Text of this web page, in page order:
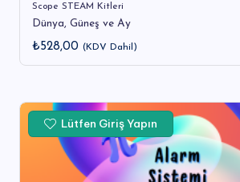
Scope STEAM Kitleri
Dünya, Güneş ve Ay
₺528,00 (KDV Dahil)
Lütfen Giriş Yapın